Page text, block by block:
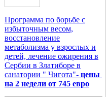
Программа по борьбе с
избыточным весом,
восстановление
метаболизма у взрослых и
детей, лечение ожирения в
Сербии в Златиборе в
санатории " Чигота"- цены
на 2 недели от 745 евро